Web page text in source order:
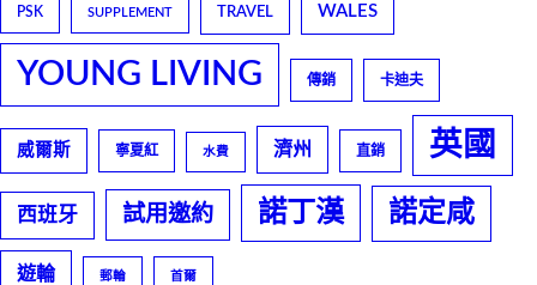
PSK SUPPLEMENT TRAVEL WALES
YOUNG LIVING 傳銷 卡迪夫
威爾斯 寧夏紅 水費 濟州 直銷 英國
西班牙 試用邀約 諾丁漢 諾定咸
遊輪 郵輪 首爾